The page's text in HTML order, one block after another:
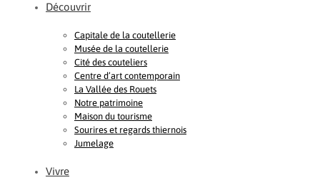
Découvrir
Capitale de la coutellerie
Musée de la coutellerie
Cité des couteliers
Centre d’art contemporain
La Vallée des Rouets
Notre patrimoine
Maison du tourisme
Sourires et regards thiernois
Jumelage
Vivre